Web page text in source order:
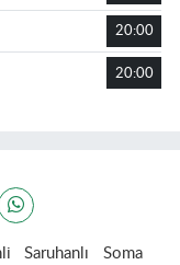
20:00
20:00
Saruhanlı
Soma